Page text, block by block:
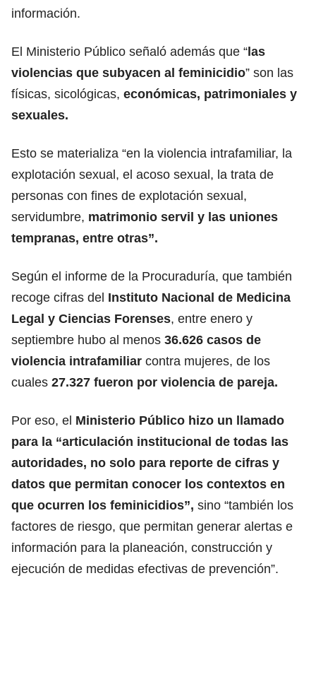
información.
El Ministerio Público señaló además que “las
violencias que subyacen al feminicidio” son las
físicas, sicológicas, económicas, patrimoniales y
sexuales.
Esto se materializa “en la violencia intrafamiliar, la
explotación sexual, el acoso sexual, la trata de
personas con fines de explotación sexual,
servidumbre, matrimonio servil y las uniones
tempranas, entre otras”.
Según el informe de la Procuraduría, que también
recoge cifras del Instituto Nacional de Medicina
Legal y Ciencias Forenses, entre enero y
septiembre hubo al menos 36.626 casos de
violencia intrafamiliar contra mujeres, de los
cuales 27.327 fueron por violencia de pareja.
Por eso, el Ministerio Público hizo un llamado
para la “articulación institucional de todas las
autoridades, no solo para reporte de cifras y
datos que permitan conocer los contextos en
que ocurren los feminicidios”, sino “también los
factores de riesgo, que permitan generar alertas e
información para la planeación, construcción y
ejecución de medidas efectivas de prevención”.